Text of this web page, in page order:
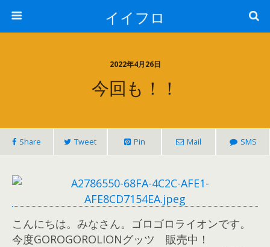
イイフロ
2022年4月26日
今回も！！
Share Tweet Pin Mail SMS
こんにちは。みなさん。ゴロゴロライオンです。
今度GOROGOROLIONグッツ 販売中！